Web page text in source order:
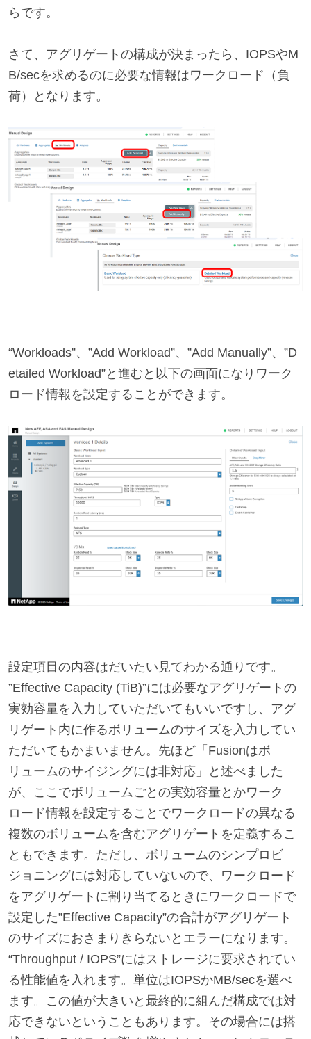
らです。
さて、アグリゲートの構成が決まったら、IOPSやM
B/secを求めるのに必要な情報はワークロード（負
荷）となります。
“Workloads”、”Add Workload”、”Add Manually”、”D
etailed Workload”と進むと以下の画面になりワーク
ロード情報を設定することができます。
設定項目の内容はだいたい見てわかる通りです。
”Effective Capacity (TiB)”には必要なアグリゲートの
実効容量を入力していただいてもいいですし、アグ
リゲート内に作るボリュームのサイズを入力してい
ただいてもかまいません。先ほど「Fusionはボ
リュームのサイジングには非対応」と述べました
が、ここでボリュームごとの実効容量とかワーク
ロード情報を設定することでワークロードの異なる
複数のボリュームを含むアグリゲートを定義するこ
ともできます。ただし、ボリュームのシンプロビ
ジョニングには対応していないので、ワークロード
をアグリゲートに割り当てるときにワークロードで
設定した”Effective Capacity”の合計がアグリゲート
のサイズにおさまりきらないとエラーになります。
“Throughput / IOPS”にはストレージに要求されてい
る性能値を入れます。単位はIOPSかMB/secを選べ
ます。この値が大きいと最終的に組んだ構成では対
応できないということもあります。その場合には搭